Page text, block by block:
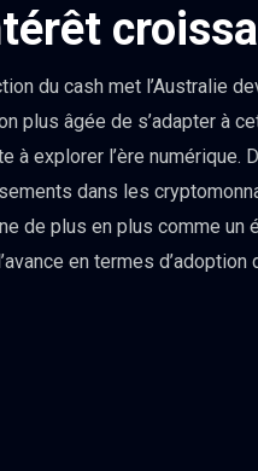
du cash met l’Australie
plus âgée de s’adapter à
à explorer l’ère numérique.
dans les
de plus en plus comme un
en termes